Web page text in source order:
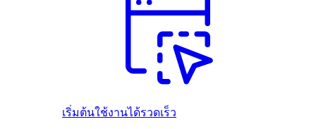
เริ่มต้นใช้งานได้รวดเร็ว